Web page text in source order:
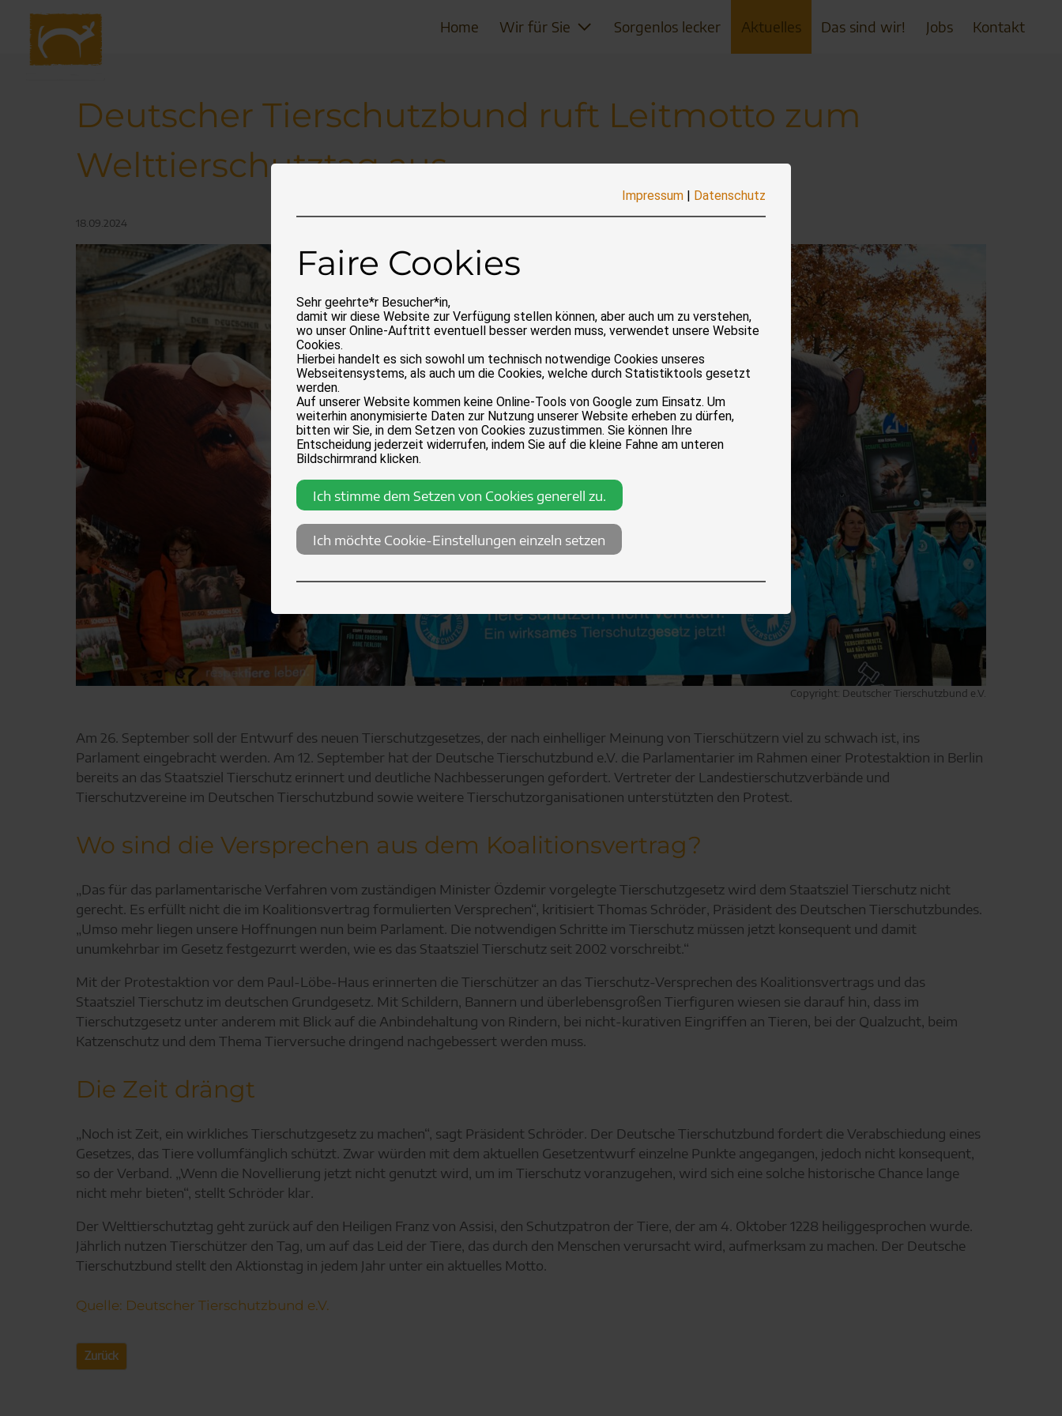
Navigation
überspringen
Home Wir für Sie Sorgenlos lecker Aktuelles Das sind wir! Jobs Kontakt
Deutscher Tierschutzbund ruft Leitmotto zum
Welttierschutztag aus
18.09.2024
Copyright: Deutscher Tierschutzbund e.V.
Am 26. September soll der Entwurf des neuen Tierschutzgesetzes, der nach einhelliger Meinung von Tierschützern viel zu schwach ist, ins
Parlament eingebracht werden. Am 12. September hat der Deutsche Tierschutzbund e.V. die Parlamentarier im Rahmen einer Protestaktion in Berlin
bereits an das Staatsziel Tierschutz erinnert und deutliche Nachbesserungen gefordert. Vertreter der Landestierschutzverbände und
Tierschutzvereine im Deutschen Tierschutzbund sowie weitere Tierschutzorganisationen unterstützten den Protest.
Wo sind die Versprechen aus dem Koalitionsvertrag?
„Das für das parlamentarische Verfahren vom zuständigen Minister Özdemir vorgelegte Tierschutzgesetz wird dem Staatsziel Tierschutz nicht
gerecht. Es erfüllt nicht die im Koalitionsvertrag formulierten Versprechen“, kritisiert Thomas Schröder, Präsident des Deutschen Tierschutzbundes.
„Umso mehr liegen unsere Hoffnungen nun beim Parlament. Die notwendigen Schritte im Tierschutz müssen jetzt konsequent und damit
unumkehrbar im Gesetz festgezurrt werden, wie es das Staatsziel Tierschutz seit 2002 vorschreibt.“
Mit der Protestaktion vor dem Paul-Löbe-Haus erinnerten die Tierschützer an das Tierschutz-Versprechen des Koalitionsvertrags und das
Staatsziel Tierschutz im deutschen Grundgesetz. Mit Schildern, Bannern und überlebensgroßen Tierfiguren wiesen sie darauf hin, dass im
Tierschutzgesetz unter anderem mit Blick auf die Anbindehaltung von Rindern, bei nicht-kurativen Eingriffen an Tieren, bei der Qualzucht, beim
Katzenschutz und dem Thema Tierversuche dringend nachgebessert werden muss.
Die Zeit drängt
„Noch ist Zeit, ein wirkliches Tierschutzgesetz zu machen“, sagt Präsident Schröder. Der Deutsche Tierschutzbund fordert die Verabschiedung eines
Gesetzes, das Tiere vollumfänglich schützt. Zwar würden mit dem aktuellen Gesetzentwurf einzelne Punkte angegangen, jedoch nicht konsequent,
so der Verband. „Wenn die Novellierung jetzt nicht genutzt wird, um im Tierschutz voranzugehen, wird sich eine solche historische Chance lange
nicht mehr bieten“, stellt Schröder klar.
Der Welttierschutztag geht zurück auf den Heiligen Franz von Assisi, den Schutzpatron der Tiere, der am 4. Oktober 1228 heiliggesprochen wurde.
Jährlich nutzen Tierschützer den Tag, um auf das Leid der Tiere, das durch den Menschen verursacht wird, aufmerksam zu machen. Der Deutsche
Tierschutzbund stellt den Aktionstag in jedem Jahr unter ein aktuelles Motto.
Quelle: Deutscher Tierschutzbund e.V.
Zurück
Impressum Datenschutz
Faire Cookies
Sehr geehrte*r Besucher*in,
damit wir diese Website zur Verfügung stellen können, aber auch um zu verstehen,
wo unser Online-Auftritt eventuell besser werden muss, verwendet unsere Website
Cookies.
Hierbei handelt es sich sowohl um technisch notwendige Cookies unseres
Webseitensystems, als auch um die Cookies, welche durch Statistiktools gesetzt
werden.
Auf unserer Website kommen keine Online-Tools von Google zum Einsatz. Um
weiterhin anonymisierte Daten zur Nutzung unserer Website erheben zu dürfen,
bitten wir Sie, in dem Setzen von Cookies zuzustimmen. Sie können Ihre
Entscheidung jederzeit widerrufen, indem Sie auf die kleine Fahne am unteren
Bildschirmrand klicken.
Ich stimme dem Setzen von Cookies generell zu.
Ich möchte Cookie-Einstellungen einzeln setzen